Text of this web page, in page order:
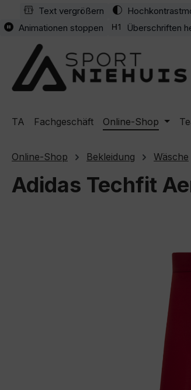
Hauptinhalt springen
Zur Suche springen
Zur Hauptnavigation springen
Text vergrößern
Animationen stoppen
Überschriften
TA Fachgeschäft Online-Shop
Online-Shop Bekleidung Wäsche
Adidas Techfit